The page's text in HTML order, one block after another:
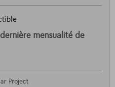
mensualité de
Project